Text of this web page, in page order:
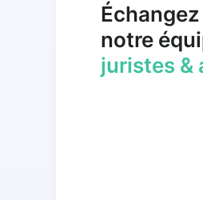
notre
juristes &